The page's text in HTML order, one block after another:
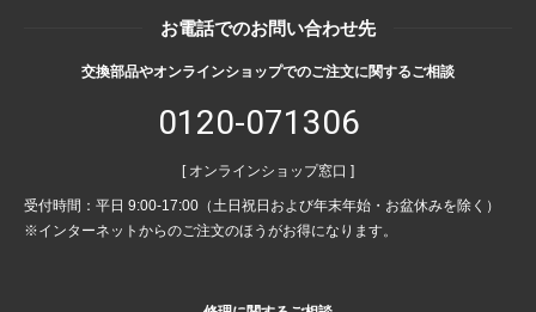
お電話でのお問い合わせ先
交換部品やオンラインショップでのご注文に関するご相談
0120-071306
[ オンラインショップ窓口 ]
受付時間：平日 9:00-17:00（土日祝日および年末年始・お盆休みを除く）
※インターネットからのご注文のほうがお得になります。